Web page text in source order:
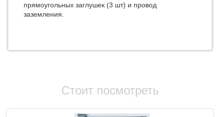
прямоугольных заглушек (3 шт) и провод
заземления.
Стоит посмотреть